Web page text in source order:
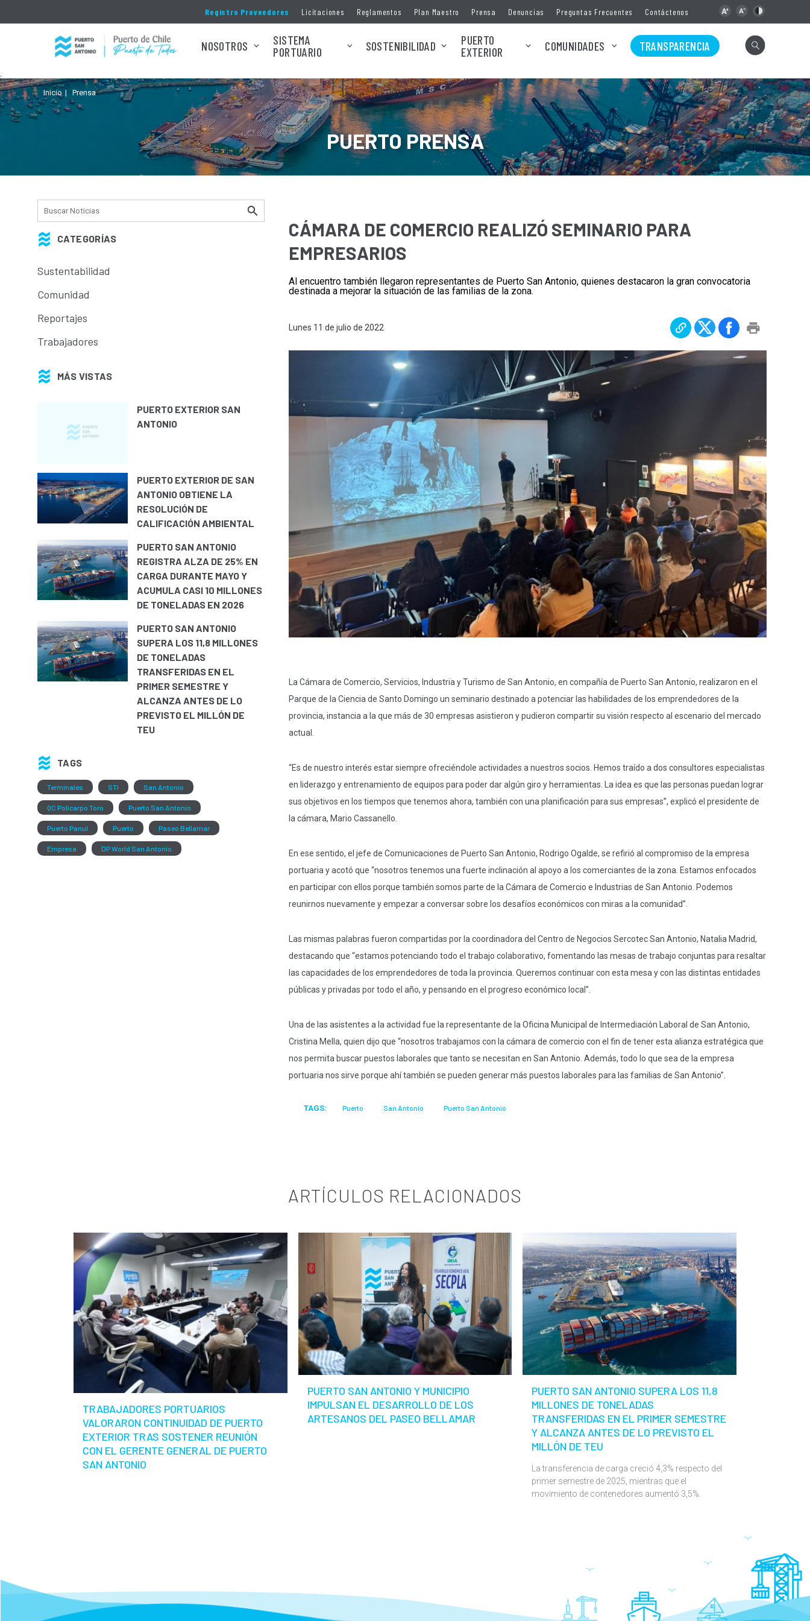
Registro Proveedores Licitaciones Reglamentos Plan Maestro Prensa Denuncias Preguntas Frecuentes Contáctenos
NOSOTROS
SISTEMA
PORTUARIO
SOSTENIBILIDAD
PUERTO
EXTERIOR
COMUNIDADES TRANSPARENCIA
.
Inicio Prensa
PUERTO PRENSA
CATEGORÍAS
Sustentabilidad
Comunidad
Reportajes
Trabajadores
MÁS VISTAS
PUERTO EXTERIOR SAN
ANTONIO
PUERTO EXTERIOR DE SAN
ANTONIO OBTIENE LA
RESOLUCIÓN DE
CALIFICACIÓN AMBIENTAL
PUERTO SAN ANTONIO
REGISTRA ALZA DE 25% EN
CARGA DURANTE MAYO Y
ACUMULA CASI 10 MILLONES
DE TONELADAS EN 2026
PUERTO SAN ANTONIO
SUPERA LOS 11,8 MILLONES
DE TONELADAS
TRANSFERIDAS EN EL
PRIMER SEMESTRE Y
ALCANZA ANTES DE LO
PREVISTO EL MILLÓN DE
TEU
TAGS
Terminales STI San Antonio
QC Policarpo Toro Puerto San Antonio
Puerto Panul Puerto Paseo Bellamar
Empresa DP World San Antonio
CÁMARA DE COMERCIO REALIZÓ SEMINARIO PARA
EMPRESARIOS
Al encuentro también llegaron representantes de Puerto San Antonio, quienes destacaron la gran convocatoria
destinada a mejorar la situación de las familias de la zona.
Lunes 11 de julio de 2022
La Cámara de Comercio, Servicios, Industria y Turismo de San Antonio, en compañía de Puerto San Antonio, realizaron en el
Parque de la Ciencia de Santo Domingo un seminario destinado a potenciar las habilidades de los emprendedores de la
provincia, instancia a la que más de 30 empresas asistieron y pudieron compartir su visión respecto al escenario del mercado
actual.
“Es de nuestro interés estar siempre ofreciéndole actividades a nuestros socios. Hemos traído a dos consultores especialistas
en liderazgo y entrenamiento de equipos para poder dar algún giro y herramientas. La idea es que las personas puedan lograr
sus objetivos en los tiempos que tenemos ahora, también con una planificación para sus empresas”, explicó el presidente de
la cámara, Mario Cassanello.
En ese sentido, el jefe de Comunicaciones de Puerto San Antonio, Rodrigo Ogalde, se refirió al compromiso de la empresa
portuaria y acotó que “nosotros tenemos una fuerte inclinación al apoyo a los comerciantes de la zona. Estamos enfocados
en participar con ellos porque también somos parte de la Cámara de Comercio e Industrias de San Antonio. Podemos
reunirnos nuevamente y empezar a conversar sobre los desafíos económicos con miras a la comunidad”.
Las mismas palabras fueron compartidas por la coordinadora del Centro de Negocios Sercotec San Antonio, Natalia Madrid,
destacando que “estamos potenciando todo el trabajo colaborativo, fomentando las mesas de trabajo conjuntas para resaltar
las capacidades de los emprendedores de toda la provincia. Queremos continuar con esta mesa y con las distintas entidades
públicas y privadas por todo el año, y pensando en el progreso económico local”.
Una de las asistentes a la actividad fue la representante de la Oficina Municipal de Intermediación Laboral de San Antonio,
Cristina Mella, quien dijo que “nosotros trabajamos con la cámara de comercio con el fin de tener esta alianza estratégica que
nos permita buscar puestos laborales que tanto se necesitan en San Antonio. Además, todo lo que sea de la empresa
portuaria nos sirve porque ahí también se pueden generar más puestos laborales para las familias de San Antonio”.
TAGS: Puerto San Antonio Puerto San Antonio
ARTÍCULOS RELACIONADOS
TRABAJADORES PORTUARIOS
VALORARON CONTINUIDAD DE PUERTO
EXTERIOR TRAS SOSTENER REUNIÓN
CON EL GERENTE GENERAL DE PUERTO
SAN ANTONIO
PUERTO SAN ANTONIO Y MUNICIPIO
IMPULSAN EL DESARROLLO DE LOS
ARTESANOS DEL PASEO BELLAMAR
PUERTO SAN ANTONIO SUPERA LOS 11,8
MILLONES DE TONELADAS
TRANSFERIDAS EN EL PRIMER SEMESTRE
Y ALCANZA ANTES DE LO PREVISTO EL
MILLÓN DE TEU
La transferencia de carga creció 4,3% respecto del
primer semestre de 2025, mientras que el
movimiento de contenedores aumentó 3,5%.